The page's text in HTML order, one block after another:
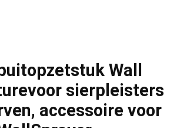
Wall
sierpleisters
accessoire voor